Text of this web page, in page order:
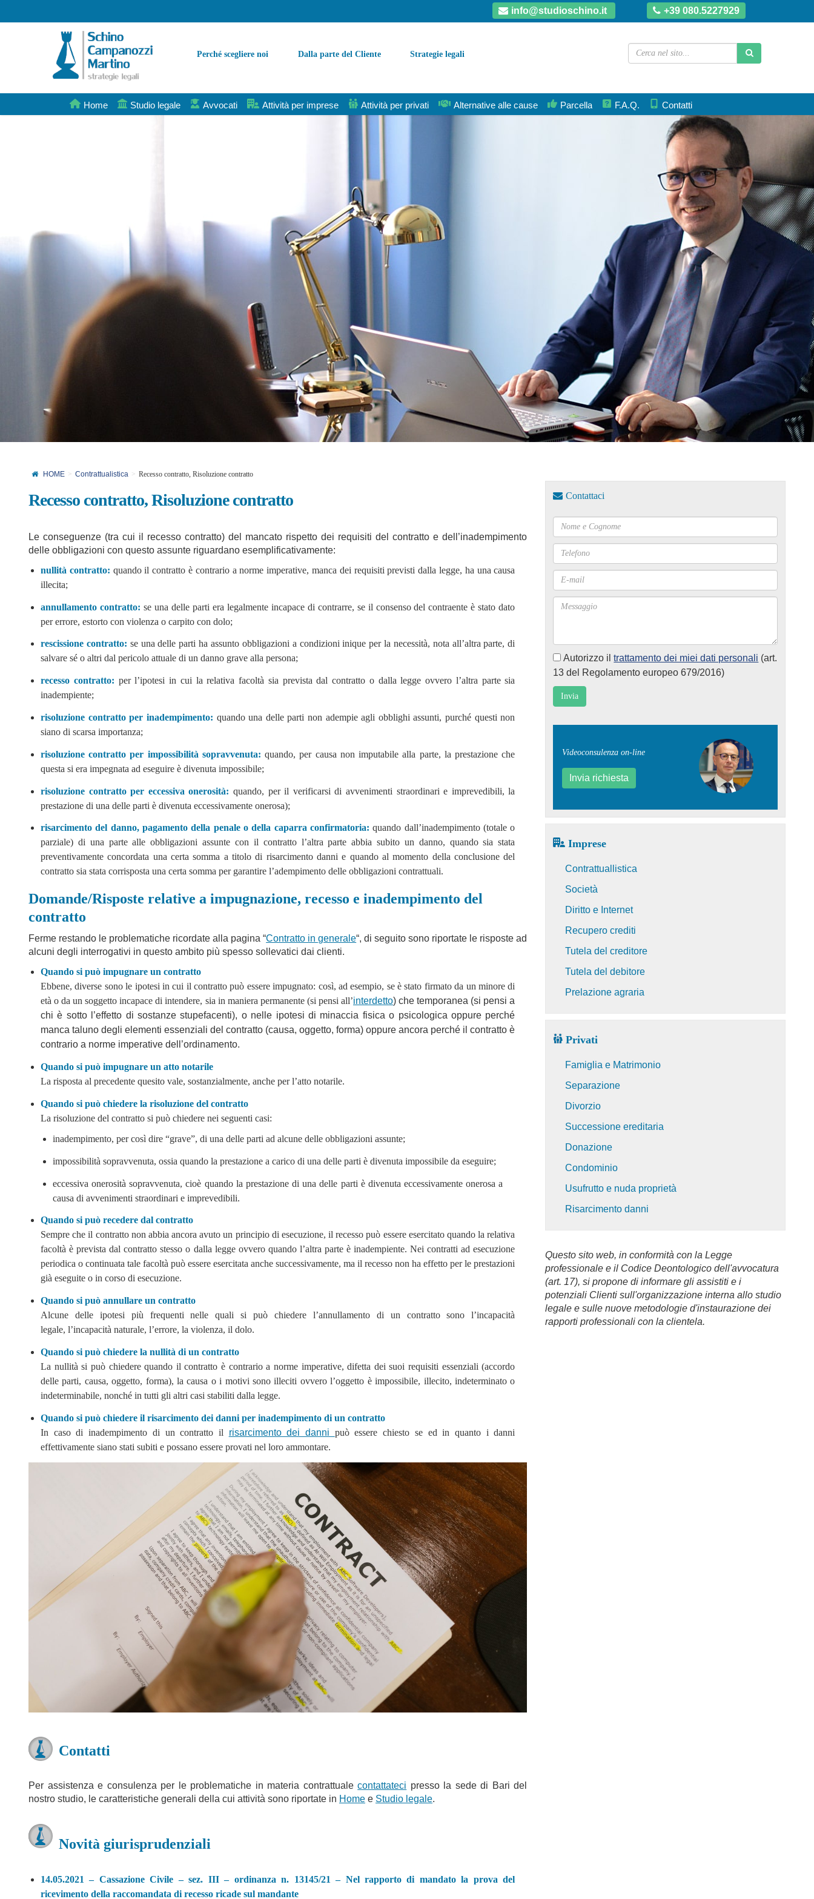
info@studioschino.it +39 080.5227929
Perché scegliere noi Dalla parte del Cliente Strategie legali
Home Studio legale Avvocati Attività per imprese Attività per privati Alternative alle cause Parcella F.A.Q. Contatti
HOME Contrattualistica Recesso contratto, Risoluzione contratto
Recesso contratto, Risoluzione contratto
Le conseguenze (tra cui il recesso contratto) del mancato rispetto dei requisiti del contratto e dell’inadempimento
delle obbligazioni con questo assunte riguardano esemplificativamente:
nullità contratto: quando il contratto è contrario a norme imperative, manca dei requisiti previsti dalla legge, ha una causa
illecita;
annullamento contratto: se una delle parti era legalmente incapace di contrarre, se il consenso del contraente è stato dato
per errore, estorto con violenza o carpito con dolo;
rescissione contratto: se una delle parti ha assunto obbligazioni a condizioni inique per la necessità, nota all’altra parte, di
salvare sé o altri dal pericolo attuale di un danno grave alla persona;
recesso contratto: per l’ipotesi in cui la relativa facoltà sia prevista dal contratto o dalla legge ovvero l’altra parte sia
inadempiente;
risoluzione contratto per inadempimento: quando una delle parti non adempie agli obblighi assunti, purché questi non
siano di scarsa importanza;
risoluzione contratto per impossibilità sopravvenuta:quando, per causa non imputabile alla parte, la prestazione che
questa si era impegnata ad eseguire è divenuta impossibile;
risoluzione contratto per eccessiva onerosità: quando, per il verificarsi di avvenimenti straordinari e imprevedibili, la
prestazione di una delle parti è divenuta eccessivamente onerosa);
risarcimento del danno, pagamento della penale o della caparra confirmatoria:quando dall’inadempimento (totale o
parziale) di una parte alle obbligazioni assunte con il contratto l’altra parte abbia subito un danno, quando sia stata
preventivamente concordata una certa somma a titolo di risarcimento danni e quando al momento della conclusione del
contratto sia stata corrisposta una certa somma per garantire l’adempimento delle obbligazioni contrattuali.
Domande/Risposte relative a impugnazione, recesso e inadempimento del
contratto
Ferme restando le problematiche ricordate alla pagina “Contratto in generale“, di seguito sono riportate le risposte ad
alcuni degli interrogativi in questo ambito più spesso sollevatici dai clienti.
Quando si può impugnare un contratto
Ebbene, diverse sono le ipotesi in cui il contratto può essere impugnato: così, ad esempio, se è stato firmato da un minore di
età o da un soggetto incapace di intendere, sia in maniera permanente (si pensi all’interdetto) che temporanea (si pensi a
chi è sotto l’effetto di sostanze stupefacenti), o nelle ipotesi di minaccia fisica o psicologica oppure perché
manca taluno degli elementi essenziali del contratto (causa, oggetto, forma) oppure ancora perché il contratto è
contrario a norme imperative dell’ordinamento.
Quando si può impugnare un atto notarile
La risposta al precedente quesito vale, sostanzialmente, anche per l’atto notarile.
Quando si può chiedere la risoluzione del contratto
La risoluzione del contratto si può chiedere nei seguenti casi:
inadempimento, per così dire “grave”, di una delle parti ad alcune delle obbligazioni assunte;
impossibilità sopravvenuta, ossia quando la prestazione a carico di una delle parti è divenuta impossibile da eseguire;
eccessiva onerosità sopravvenuta, cioè quando la prestazione di una delle parti è divenuta eccessivamente onerosa a
causa di avvenimenti straordinari e imprevedibili.
Quando si può recedere dal contratto
Sempre che il contratto non abbia ancora avuto un principio di esecuzione, il recesso può essere esercitato quando la relativa
facoltà è prevista dal contratto stesso o dalla legge ovvero quando l’altra parte è inadempiente. Nei contratti ad esecuzione
periodica o continuata tale facoltà può essere esercitata anche successivamente, ma il recesso non ha effetto per le prestazioni
già eseguite o in corso di esecuzione.
Quando si può annullare un contratto
Alcune delle ipotesi più frequenti nelle quali si può chiedere l’annullamento di un contratto sono l’incapacità
legale, l’incapacità naturale, l’errore, la violenza, il dolo.
Quando si può chiedere la nullità di un contratto
La nullità si può chiedere quando il contratto è contrario a norme imperative, difetta dei suoi requisiti essenziali (accordo
delle parti, causa, oggetto, forma), la causa o i motivi sono illeciti ovvero l’oggetto è impossibile, illecito, indeterminato o
indeterminabile, nonché in tutti gli altri casi stabiliti dalla legge.
Quando si può chiedere il risarcimento dei danni per inadempimento di un contratto
In caso di inadempimento di un contratto il risarcimento dei danni può essere chiesto se ed in quanto i danni
effettivamente siano stati subiti e possano essere provati nel loro ammontare.
Contatti
Per assistenza e consulenza per le problematiche in materia contrattualecontattateci presso la sede di Bari del
nostro studio, le caratteristiche generali della cui attività sono riportate in Home e Studio legale.
Novità giurisprudenziali
14.05.2021 – Cassazione Civile – sez. III – ordinanza n. 13145/21 – Nel rapporto di mandato la prova del
ricevimento della raccomandata di recesso ricade sul mandante
Contattaci
Autorizzo iltrattamento dei miei dati personali (art.
13 del Regolamento europeo 679/2016)
Videoconsulenza on-line
Invia richiesta
Imprese
Contrattuallistica
Società
Diritto e Internet
Recupero crediti
Tutela del creditore
Tutela del debitore
Prelazione agraria
Privati
Famiglia e Matrimonio
Separazione
Divorzio
Successione ereditaria
Donazione
Condominio
Usufrutto e nuda proprietà
Risarcimento danni
Questo sito web, in conformità con la Legge
professionale e il Codice Deontologico dell'avvocatura
(art. 17), si propone di informare gli assistiti e i
potenziali Clienti sull'organizzazione interna allo studio
legale e sulle nuove metodologie d'instaurazione dei
rapporti professionali con la clientela.